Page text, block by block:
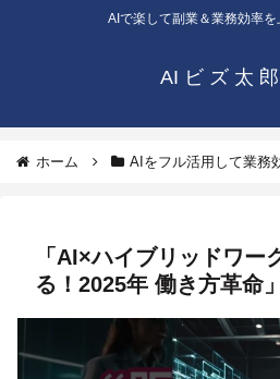
AIで楽して副業＆業務効率を
AI ビ ズ 太
ホーム AIをフル活用して業務
「AI×ハイブリッドワー
る！2025年 働き方革命」